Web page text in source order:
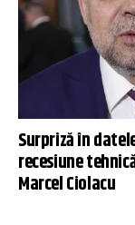
Surpriză în
recesiune
Marcel Ciolacu